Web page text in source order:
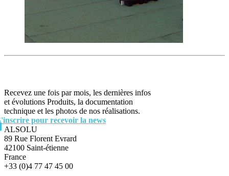
Recevez une fois par mois, les dernières infos
et évolutions Produits, la documentation
technique et les photos de nos réalisations.
pour recevoir la news
ALSOLU
89 Rue Florent Evrard
42100 Saint-étienne
France
+33 (0)4 77 47 45 00